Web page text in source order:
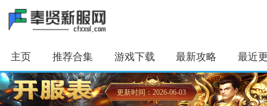
主页 推荐合集 游戏下载 最新攻略 最近
更新时间：2026-06-03